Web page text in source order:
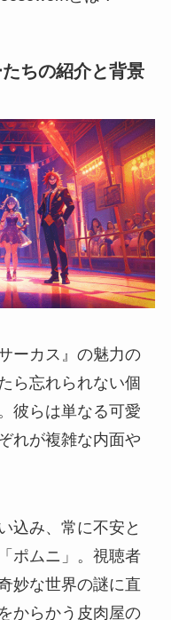
ちの紹介と背景
ーカス』の魅力の
ら忘れられない個
彼らは単なる可愛
れが複雑な内面や
込み、常に不安と
ポムニ」。視聴者
妙な世界の謎に直
からかう皮肉屋の